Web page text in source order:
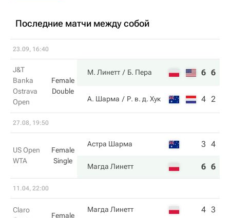
Последние матчи между собой
23.09, 16:40
J&T
Banka
Ostrava
Open
Female
Double
М. Линетт Б. Пера 6 6
А. Шарма Р. в. д. Хук 4 2
27.08, 19:50
US Open
WTA
Female
Single
Астра Шарма 3 4
Магда Линетт 6 6
11.04, 22:00
Claro
Female
Магда Линетт 4 3